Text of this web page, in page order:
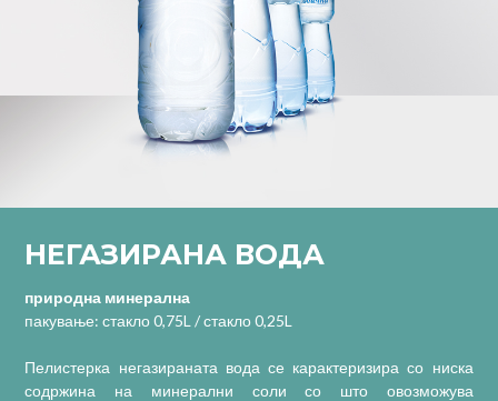
НЕГАЗИРАНА ВОДА
природна минерална
пакување: стакло 0,75L / стакло 0,25L
Пелистерка негазираната вода се карактеризира со ниска
содржина на минерални соли со што овозможува